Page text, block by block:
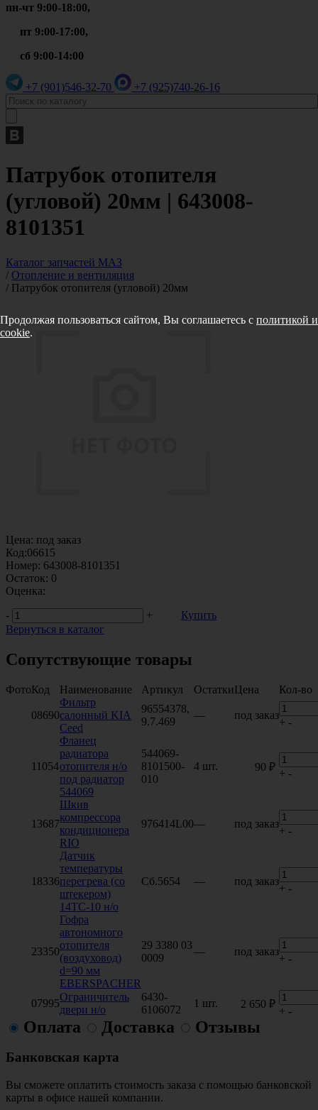
пн-чт 9:00-18:00,
пт 9:00-17:00,
сб 9:00-14:00
+7 (901)546-32-70 +7 (925)740-26-16
Патрубок отопителя
(угловой) 20мм | 643008-
8101351
Каталог запчастей МАЗ
/ Отопление и вентиляция
/ Патрубок отопителя (угловой) 20мм
Цена: под заказ
Код:06615
Номер: 643008-8101351
Остаток: 0
Оценка:
-
+
Купить
Вернуться в каталог
Сопутствующие товары
ФотоКод Наименование Артикул ОстаткиЦена Кол-во
08690
Фильтр
салонный KIA
Ceed
96554378,
9.7.469
— под заказ
+ -
11054
Фланец
радиатора
отопителя н/о
под радиатор
544069
544069-
8101500-
010
4 шт. 90 ₽
+ -
13687
Шкив
компрессора
кондиционера
RIO
976414L00— под заказ
+ -
18336
Датчик
температуры
перегрева (со
штекером)
14ТС-10 н/о
Сб.5654 — под заказ
+ -
23350
Гофра
автономного
отопителя
(воздуховод)
d=90 мм
EBERSPACHER
29 3380 03
0009
— под заказ
+ -
07995
Ограничитель
двери н/о
6430-
6106072
1 шт. 2 650 ₽
+ -
Оплата Доставка Отзывы
Банковская карта
Вы сможете оплатить стоимость заказа с помощью банковской
карты в офисе нашей компании.
Продолжая пользоваться сайтом, Вы соглашаетесь с политикой
cookie.